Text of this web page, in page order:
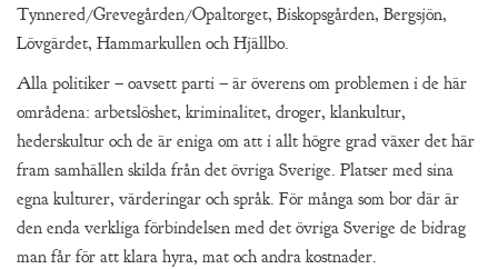
Tynnered/Grevegården/Opaltorget, Biskopsgården, Bergsjön,
Lövgärdet, Hammarkullen och Hjällbo.
Alla politiker – oavsett parti – är överens om problemen i de här
områdena: arbetslöshet, kriminalitet, droger, klankultur,
hederskultur och de är eniga om att i allt högre grad växer det här
fram samhällen skilda från det övriga Sverige. Platser med sina
egna kulturer, värderingar och språk. För många som bor där är
den enda verkliga förbindelsen med det övriga Sverige de bidrag
man får för att klara hyra, mat och andra kostnader.